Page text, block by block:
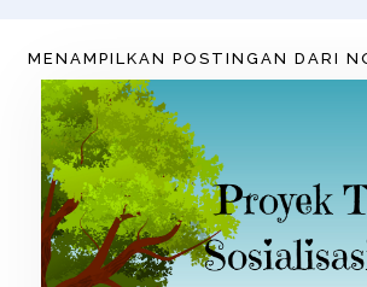
MENAMPILKAN POSTINGAN DARI